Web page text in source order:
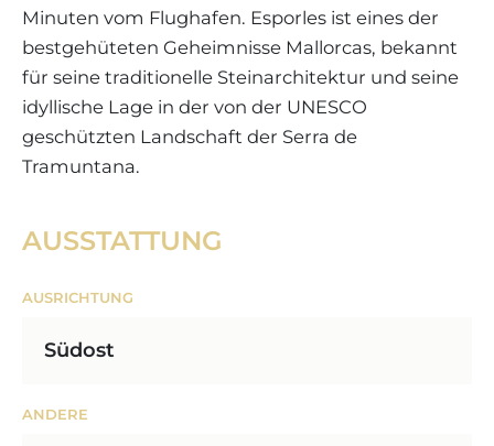
Minuten vom Flughafen. Esporles ist eines der
bestgehüteten Geheimnisse Mallorcas, bekannt
für seine traditionelle Steinarchitektur und seine
idyllische Lage in der von der UNESCO
geschützten Landschaft der Serra de
Tramuntana.
AUSSTATTUNG
AUSRICHTUNG
Südost
ANDERE